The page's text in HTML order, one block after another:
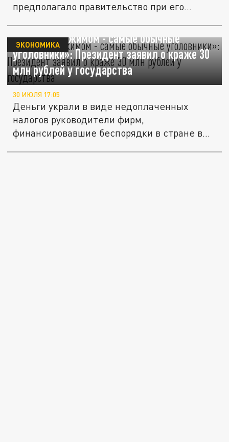
предполагало правительство при его...
«Борцы с режимом - самые обычные
уголовники»: Президент заявил о краже 30
млн рублей у государства
ЭКОНОМИКА
30 ИЮЛЯ 17:05
Деньги украли в виде недоплаченных
налогов руководители фирм,
финансировавшие беспорядки в стране в